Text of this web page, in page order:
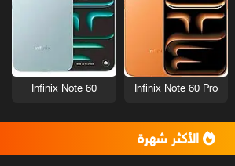
Infinix Note 60 Pro
Infinix Note 60
الأكثر شهرة